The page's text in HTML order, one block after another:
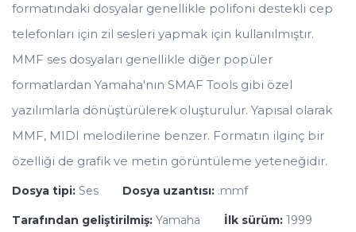
formatındaki dosyalar genellikle polifoni destekli cep
telefonları için zil sesleri yapmak için kullanılmıştır.
MMF ses dosyaları genellikle diğer popüler
formatlardan Yamaha'nın SMAF Tools gibi özel
yazılımlarla dönüştürülerek oluşturulur. Yapısal olarak
MMF, MIDI melodilerine benzer. Formatın ilginç bir
özelliği de grafik ve metin görüntüleme yeteneğidir.
Dosya tipi: Ses Dosya uzantısı: .mmf
Tarafından geliştirilmiş: Yamaha İlk sürüm: 1999